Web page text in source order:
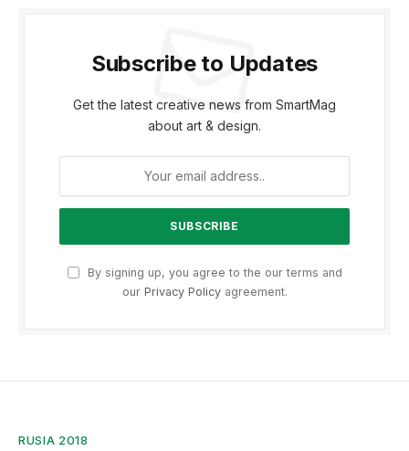
Subscribe to Updates
Get the latest creative news from SmartMag
about art & design.
By signing up, you agree to the our terms and
our Privacy Policyagreement.
RUSIA 2018